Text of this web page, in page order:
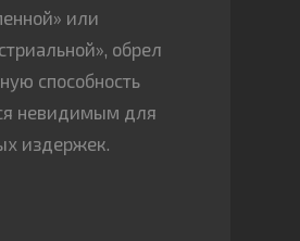
или
обрел
способность
невидимым для
издержек.